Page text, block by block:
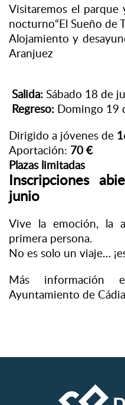
Visitaremos el parque
nocturno“El Sueño de
Alojamiento y
Aranjuez
Salida: Sábado 18 de
Regreso: Domingo 19
Dirigido a jóvenes de
Aportación: 70 €
Plazas limitadas
Inscripciones
junio
Vive la emoción, la
primera persona.
No es solo un viaje…
Más información
Ayuntamiento de